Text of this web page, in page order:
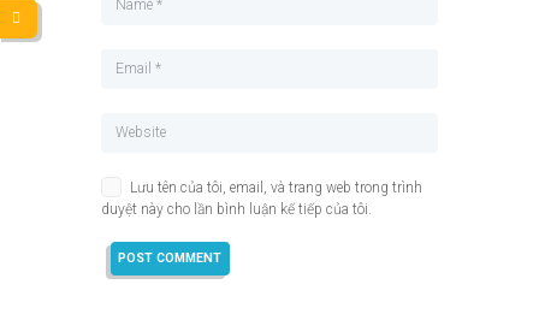
Lưu tên của tôi, email, và trang web trong trình
duyệt này cho lần bình luận kế tiếp của tôi.